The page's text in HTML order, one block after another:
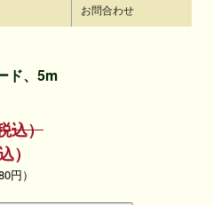
お問合わせ
ド、5m
込）
円）